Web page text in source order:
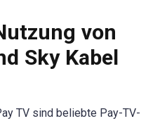
von
Sky Kabel
TV sind beliebte Pay-TV-